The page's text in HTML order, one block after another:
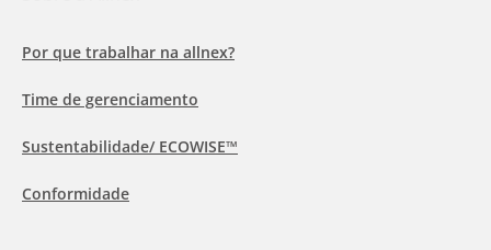
Por que trabalhar na allnex?
Time de gerenciamento
Sustentabilidade/ ECOWISE™
Conformidade